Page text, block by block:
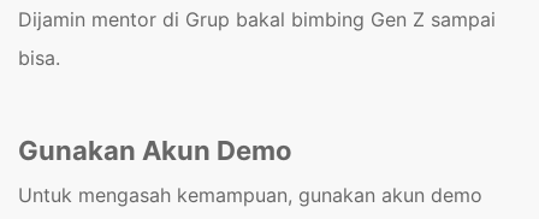
Dijamin mentor di Grup bakal bimbing Gen Z sampai
bisa.
Gunakan Akun Demo
Untuk mengasah kemampuan, gunakan akun demo